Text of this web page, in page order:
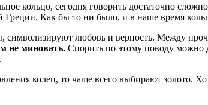
кольцо, сегодня говорить достаточно
Как бы то ни было, и в наше время
любовь и верность. Между
не миновать. Спорить по этому поводу можно
колец, то чаще всего выбирают золото.